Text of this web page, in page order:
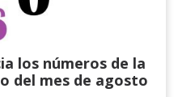
los números de la
del mes de agosto